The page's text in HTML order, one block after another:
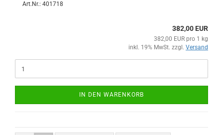
Art.Nr.: 401718
382,00 EUR
382,00 EUR pro 1 kg
inkl. 19% MwSt. zzgl. Versand
IN DEN WARENKORB